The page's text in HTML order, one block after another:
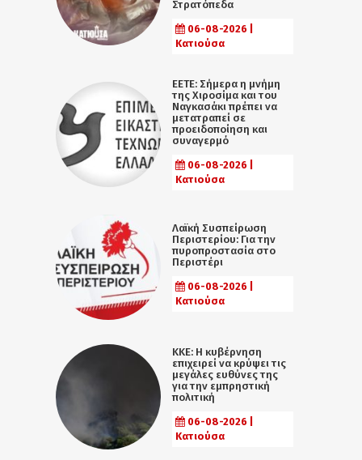
Στρατόπεδα
06-08-2026 |
Κατιούσα
ΕΕΤΕ: Σήμερα η μνήμη
της Χιροσίμα και του
Ναγκασάκι πρέπει να
μετατραπεί σε
προειδοποίηση και
συναγερμό
06-08-2026 |
Κατιούσα
Λαϊκή Συσπείρωση
Περιστερίου: Για την
πυροπροστασία στο
Περιστέρι
06-08-2026 |
Κατιούσα
ΚΚΕ: Η κυβέρνηση
επιχειρεί να κρύψει τις
μεγάλες ευθύνες της
για την εμπρηστική
πολιτική
06-08-2026 |
Κατιούσα